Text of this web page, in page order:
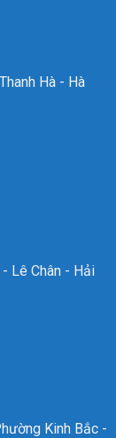
Hà - Hà
Lê Chân - Hải
Kinh Bắc -